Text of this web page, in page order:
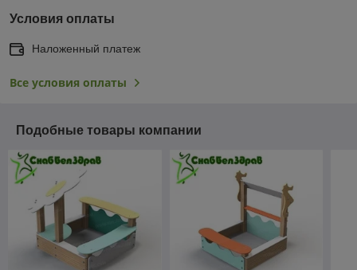
Условия оплаты
Наложенный платеж
Все условия оплаты
Подобные товары компании